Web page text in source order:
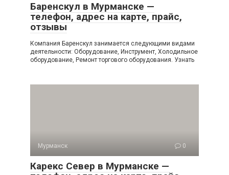
Баренскул в Мурманске —
телефон, адрес на карте, прайс,
отзывы
Компания Баренскул занимается следующими видами
деятельности: Оборудование, Инструмент, Холодильное
оборудование, Ремонт торгового оборудования. Узнать
Мурманск 0
Карекс Север в Мурманске —